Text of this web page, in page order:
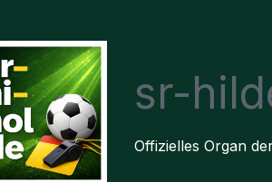
sr-
Offizielles Organ